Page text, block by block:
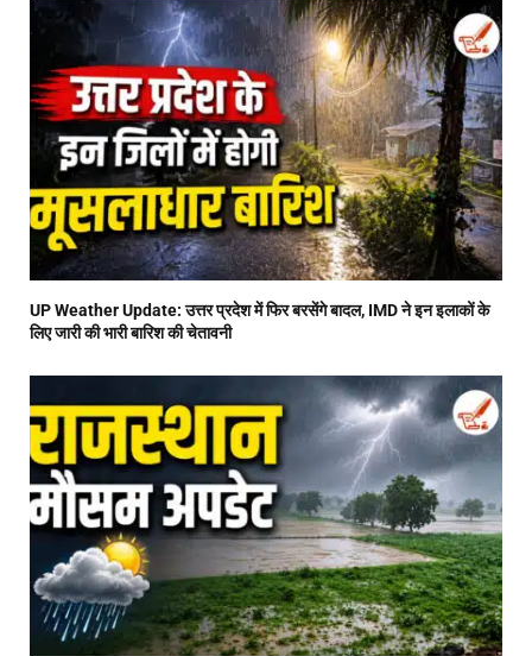
UP Weather Update: उत्तर प्रदेश में फिर बरसेंगे बादल, IMD ने इन इलाकों के
लिए जारी की भारी बारिश की चेतावनी